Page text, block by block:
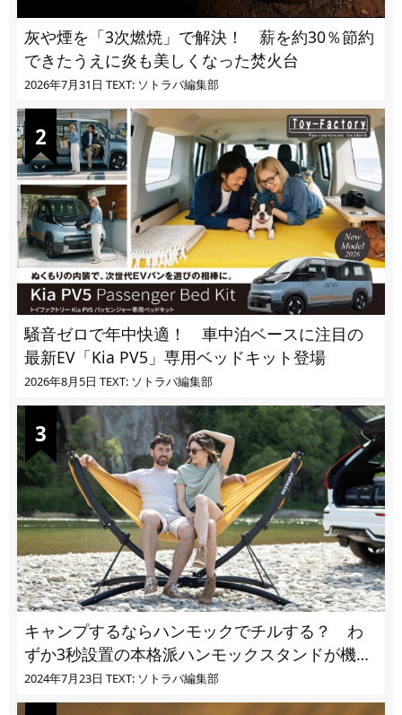
灰や煙を「3次燃焼」で解決！ 薪を約30％節約
できたうえに炎も美しくなった焚火台
2026年7月31日 TEXT: ソトラバ編集部
騒音ゼロで年中快適！ 車中泊ベースに注目の
最新EV「Kia PV5」専用ベッドキット登場
2026年8月5日 TEXT: ソトラバ編集部
キャンプするならハンモックでチルする？ わ
ずか3秒設置の本格派ハンモックスタンドが機能
的過ぎる
2024年7月23日 TEXT: ソトラバ編集部